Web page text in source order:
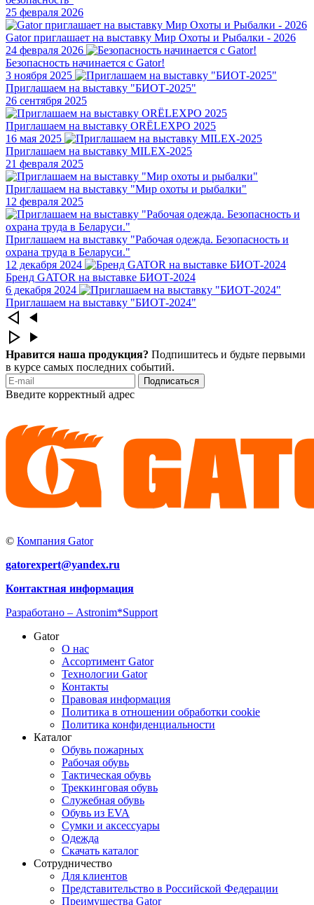
25 февраля 2026
Gator приглашает на выставку Мир Охоты и Рыбалки - 2026
24 февраля 2026
Безопасность начинается с Gator!
3 ноября 2025
Приглашаем на выставку "БИОТ-2025"
26 сентября 2025
Приглашаем на выставку ORЁLEXPO 2025
16 мая 2025
Приглашаем на выставку MILEX-2025
21 февраля 2025
Приглашаем на выставку "Мир охоты и рыбалки"
12 февраля 2025
Приглашаем на выставку "Рабочая одежда. Безопасность и
охрана труда в Беларуси."
12 декабря 2024
Бренд GATOR на выставке БИОТ-2024
6 декабря 2024
Приглашаем на выставку "БИОТ-2024"
Нравится наша продукция? Подпишитесь и будьте первыми
в курсе самых последних событий.
Подписаться
Введите корректный адрес
© Компания Gator
gatorexpert@yandex.ru
Контактная информация
Разработано – Astronim*Support
Gator
О нас
Ассортимент Gator
Технологии Gator
Контакты
Правовая информация
Политика в отношении обработки cookie
Политика конфиденциальности
Каталог
Обувь пожарных
Рабочая обувь
Тактическая обувь
Треккинговая обувь
Служебная обувь
Обувь из EVA
Сумки и аксессуары
Одежда
Скачать каталог
Сотрудничество
Для клиентов
Представительство в Российской Федерации
Преимущества Gator